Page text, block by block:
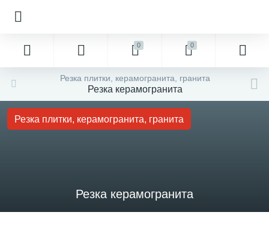
0 0
Резка плитки, керамогранита, гранита
Резка керамогранита
Резка керамогранита
Резка плитки, керамогранита, гранита